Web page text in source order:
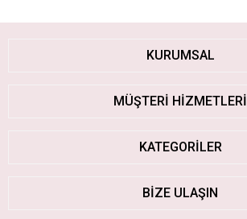
KURUMSAL
MÜŞTERİ HİZMETLERİ
KATEGORİLER
BİZE ULAŞIN